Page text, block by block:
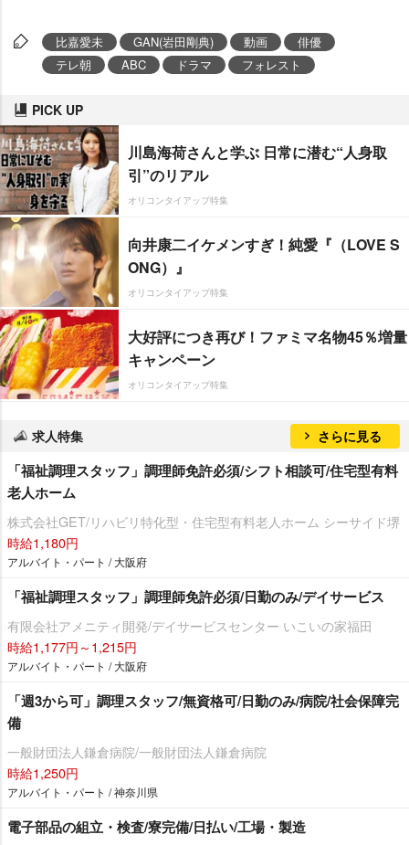
比嘉愛未 GAN(岩田剛典) 動画
俳優
テレ朝
ABC ドラマ フォレスト
PICK UP
川島海荷さんと学ぶ 日常に潜む“人身取
引”のリアル
オリコンタイアップ特集
向井康二イケメンすぎ！純愛『（LOVE S
ONG）』
オリコンタイアップ特集
大好評につき再び！ファミマ名物45％増量
キャンペーン
オリコンタイアップ特集
求人特集 さらに見る
「福祉調理スタッフ」調理師免許必須/シフト相談可/住宅型有料
老人ホーム
株式会社GET/リハビリ特化型・住宅型有料老人ホーム シーサイド堺
時給1,180円
アルバイト・パート / 大阪府
「福祉調理スタッフ」調理師免許必須/日勤のみ/デイサービス
有限会社アメニティ開発/デイサービスセンター いこいの家福田
時給1,177円～1,215円
アルバイト・パート / 大阪府
「週3から可」調理スタッフ/無資格可/日勤のみ/病院/社会保障完
備
一般財団法人鎌倉病院/一般財団法人鎌倉病院
時給1,250円
アルバイト・パート / 神奈川県
電子部品の組立・検査/寮完備/日払い/工場・製造